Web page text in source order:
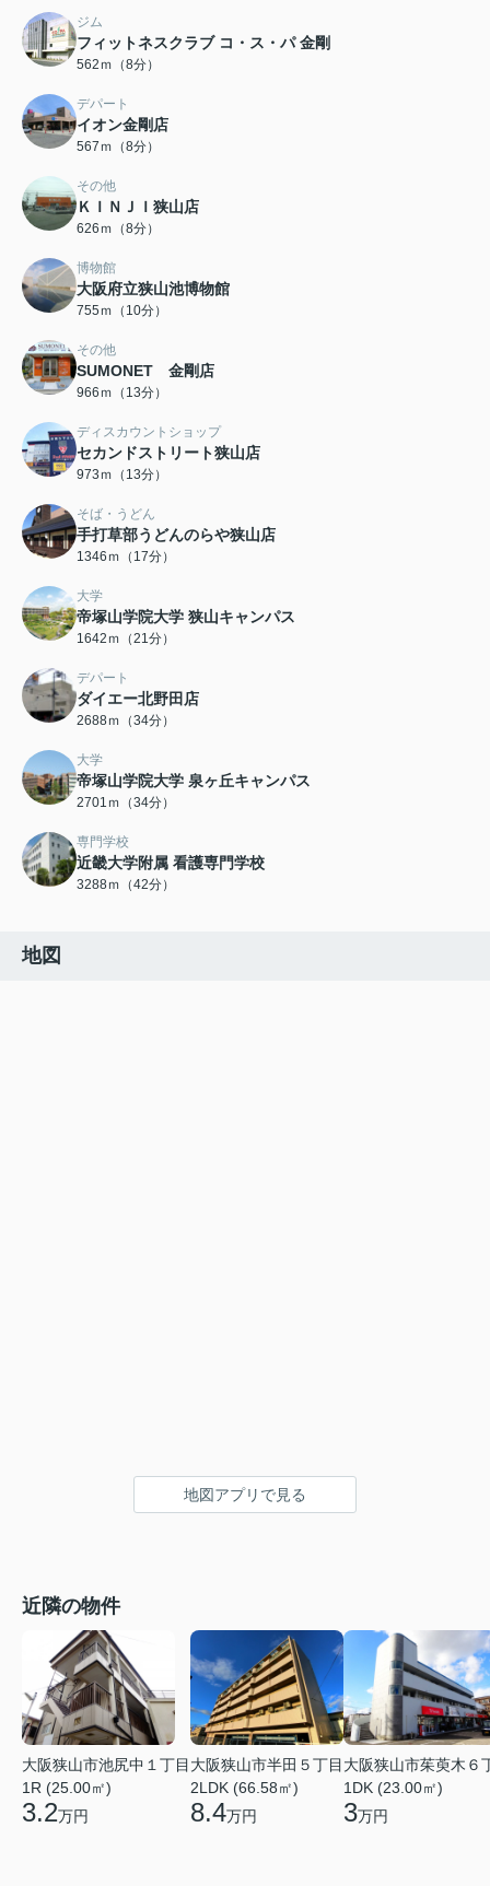
ジム
フィットネスクラブ コ・ス・パ 金剛
562ｍ（8分）
デパート
イオン金剛店
567ｍ（8分）
その他
ＫＩＮＪＩ狭山店
626ｍ（8分）
博物館
大阪府立狭山池博物館
755ｍ（10分）
その他
SUMONET 金剛店
966ｍ（13分）
ディスカウントショップ
セカンドストリート狭山店
973ｍ（13分）
そば・うどん
手打草部うどんのらや狭山店
1346ｍ（17分）
大学
帝塚山学院大学 狭山キャンパス
1642ｍ（21分）
デパート
ダイエー北野田店
2688ｍ（34分）
大学
帝塚山学院大学 泉ヶ丘キャンパス
2701ｍ（34分）
専門学校
近畿大学附属 看護専門学校
3288ｍ（42分）
地図
地図アプリで見る
近隣の物件
大阪狭山市池尻中１丁目
1R (25.00㎡)
3.2万円
大阪狭山市半田５丁目
2LDK (66.58㎡)
8.4万円
大阪狭山市茱萸木６
1DK (23.00㎡)
3万円